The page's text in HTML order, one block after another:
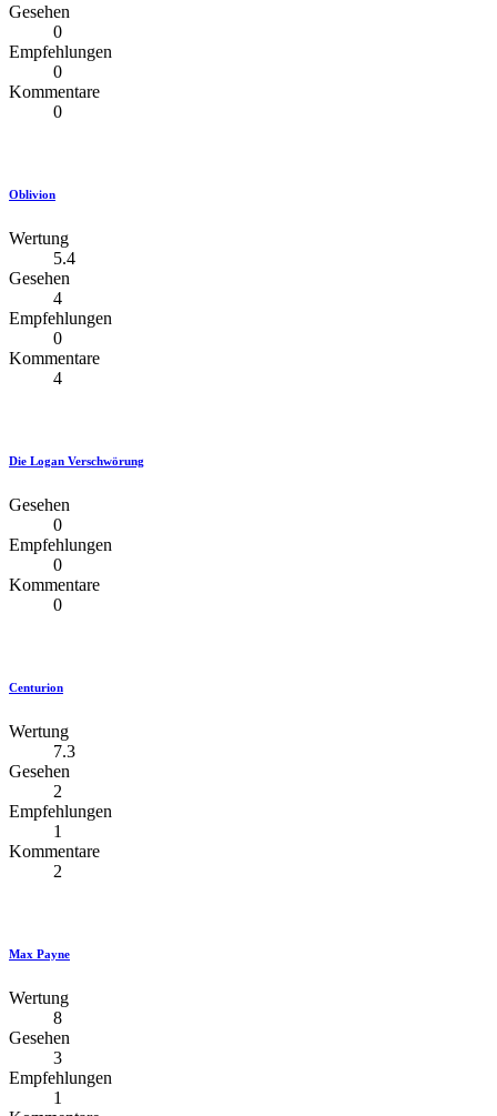
Gesehen
0
Empfehlungen
0
Kommentare
0
Oblivion
Wertung
5.4
Gesehen
4
Empfehlungen
0
Kommentare
4
Die Logan Verschwörung
Gesehen
0
Empfehlungen
0
Kommentare
0
Centurion
Wertung
7.3
Gesehen
2
Empfehlungen
1
Kommentare
2
Max Payne
Wertung
8
Gesehen
3
Empfehlungen
1